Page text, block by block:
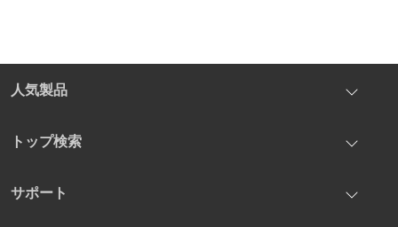
人気製品
iOS Data Recovery
トップ検索
サポート